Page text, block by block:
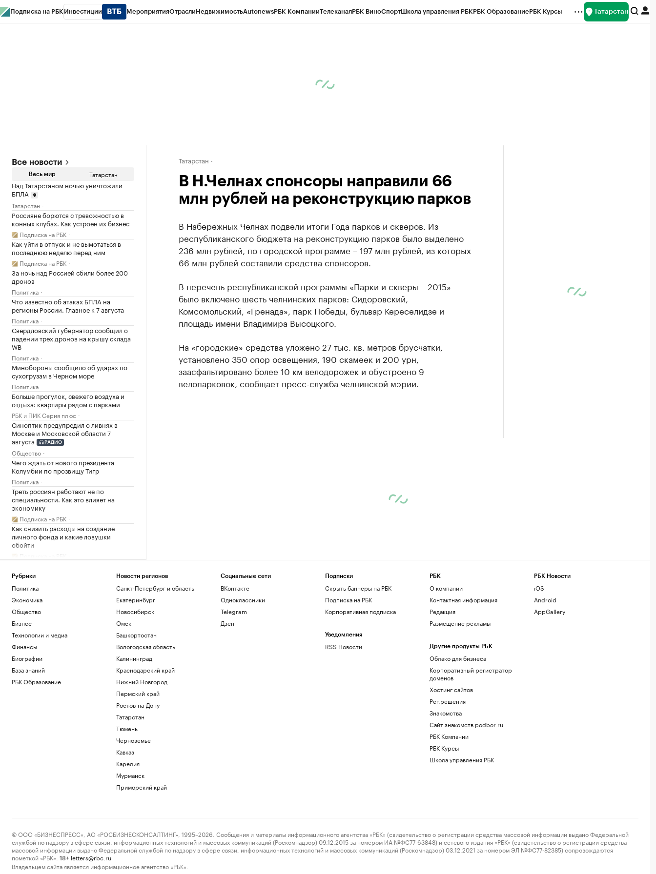
Подписка на РБК Инвестиции МероприятияОтраслиНедвижимостьAutonewsРБК КомпанииТелеканалРБК ВиноСпортШкола управления РБКРБК ОбразованиеРБК Курсы Татарстан
Все новости
Весь мир Татарстан
Над Татарстаном ночью уничтожили
БПЛА
Татарстан
Россияне борются с тревожностью в
конных клубах. Как устроен их бизнес
Подписка на РБК
Как уйти в отпуск и не вымотаться в
последнюю неделю перед ним
Подписка на РБК
За ночь над Россией сбили более 200
дронов
Политика
Что известно об атаках БПЛА на
регионы России. Главное к 7 августа
Политика
Свердловский губернатор сообщил о
падении трех дронов на крышу склада
WB
Политика
Минобороны сообщило об ударах по
сухогрузам в Черном море
Политика
Больше прогулок, свежего воздуха и
отдыха: квартиры рядом с парками
РБК и ПИК Серия плюс
Синоптик предупредил о ливнях в
Москве и Московской области 7
августа
РАДИО
Общество
Чего ждать от нового президента
Колумбии по прозвищу Тигр
Политика
Треть россиян работают не по
специальности. Как это влияет на
экономику
Подписка на РБК
Как снизить расходы на создание
личного фонда и какие ловушки
обойти
человек после возгорания на складе
WB
Политика
Wildberries сообщила о пожаре на
складе в Екатеринбурге после атаки
Общество
Число пенсионеров в России
сократилось на 409 тыс. за год
Общество
«Защита от стресса» с доходностью от
40%: куда вложить дивиденды
Подписка на РБК
Соглашение о партнерстве ЕАЭС и ОАЭ
Как Ходынка стала новым центром
освободить осужденного в России
Премьера «Одиссеи» увеличила спрос
Татарстан
В Н.Челнах спонсоры направили 66
млн рублей на реконструкцию парков
В Набережных Челнах подвели итоги Года парков и скверов. Из
республиканского бюджета на реконструкцию парков было выделено
236 млн рублей, по городской программе – 197 млн рублей, из которых
66 млн рублей составили средства спонсоров.
В перечень республиканской программы «Парки и скверы – 2015»
было включено шесть челнинских парков: Сидоровский,
Комсомольский, «Гренада», парк Победы, бульвар Кереселидзе и
площадь имени Владимира Высоцкого.
На «городские» средства уложено 27 тыс. кв. метров брусчатки,
установлено 350 опор освещения, 190 скамеек и 200 урн,
заасфальтировано более 10 км велодорожек и обустроено 9
велопарковок, сообщает пресс-служба челнинской мэрии.
Рубрики
Политика
Экономика
Общество
Бизнес
Технологии и медиа
Финансы
Биографии
База знаний
РБК Образование
Новости регионов
Санкт-Петербург и область
Екатеринбург
Новосибирск
Омск
Башкортостан
Вологодская область
Калининград
Краснодарский край
Нижний Новгород
Пермский край
Ростов-на-Дону
Татарстан
Тюмень
Черноземье
Кавказ
Карелия
Мурманск
Приморский край
Социальные сети
ВКонтакте
Одноклассники
Telegram
Дзен
Подписки
Скрыть баннеры на РБК
Подписка на РБК
Корпоративная подписка
Уведомления
RSS Новости
РБК
О компании
Контактная информация
Редакция
Размещение рекламы
Другие продукты РБК
Облако для бизнеса
Корпоративный регистратор
доменов
Хостинг сайтов
Рег.решения
Знакомства
Сайт знакомств podbor.ru
РБК Компании
РБК Курсы
Школа управления РБК
РБК Новости
iOS
Android
AppGallery
© ООО «БИЗНЕСПРЕСС», АО «РОСБИЗНЕСКОНСАЛТИНГ», 1995–2026. Сообщения и материалы информационного агентства «РБК» (свидетельство о регистрации средства массовой информации выдано Федеральной
службой по надзору в сфере связи, информационных технологий и массовых коммуникаций (Роскомнадзор) 09.12.2015 за номером ИА №ФС77-63848) и сетевого издания «РБК» (свидетельство о регистрации средства
массовой информации выдано Федеральной службой по надзору в сфере связи, информационных технологий и массовых коммуникаций (Роскомнадзор) 03.12.2021 за номером ЭЛ №ФС77-82385) сопровождаются
пометкой «РБК».
18+ letters@rbc.ru
Владельцем сайта является информационное агентство «РБК».